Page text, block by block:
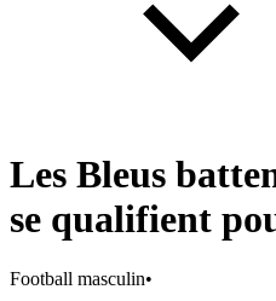
Les Bleus
se qualifient
Football masculin•